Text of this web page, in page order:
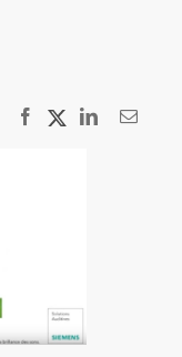
Facebook
X LinkedInEmail